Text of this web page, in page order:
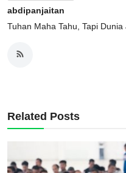
abdipanjaitan
Tuhan Maha Tahu, Tapi
Related Posts